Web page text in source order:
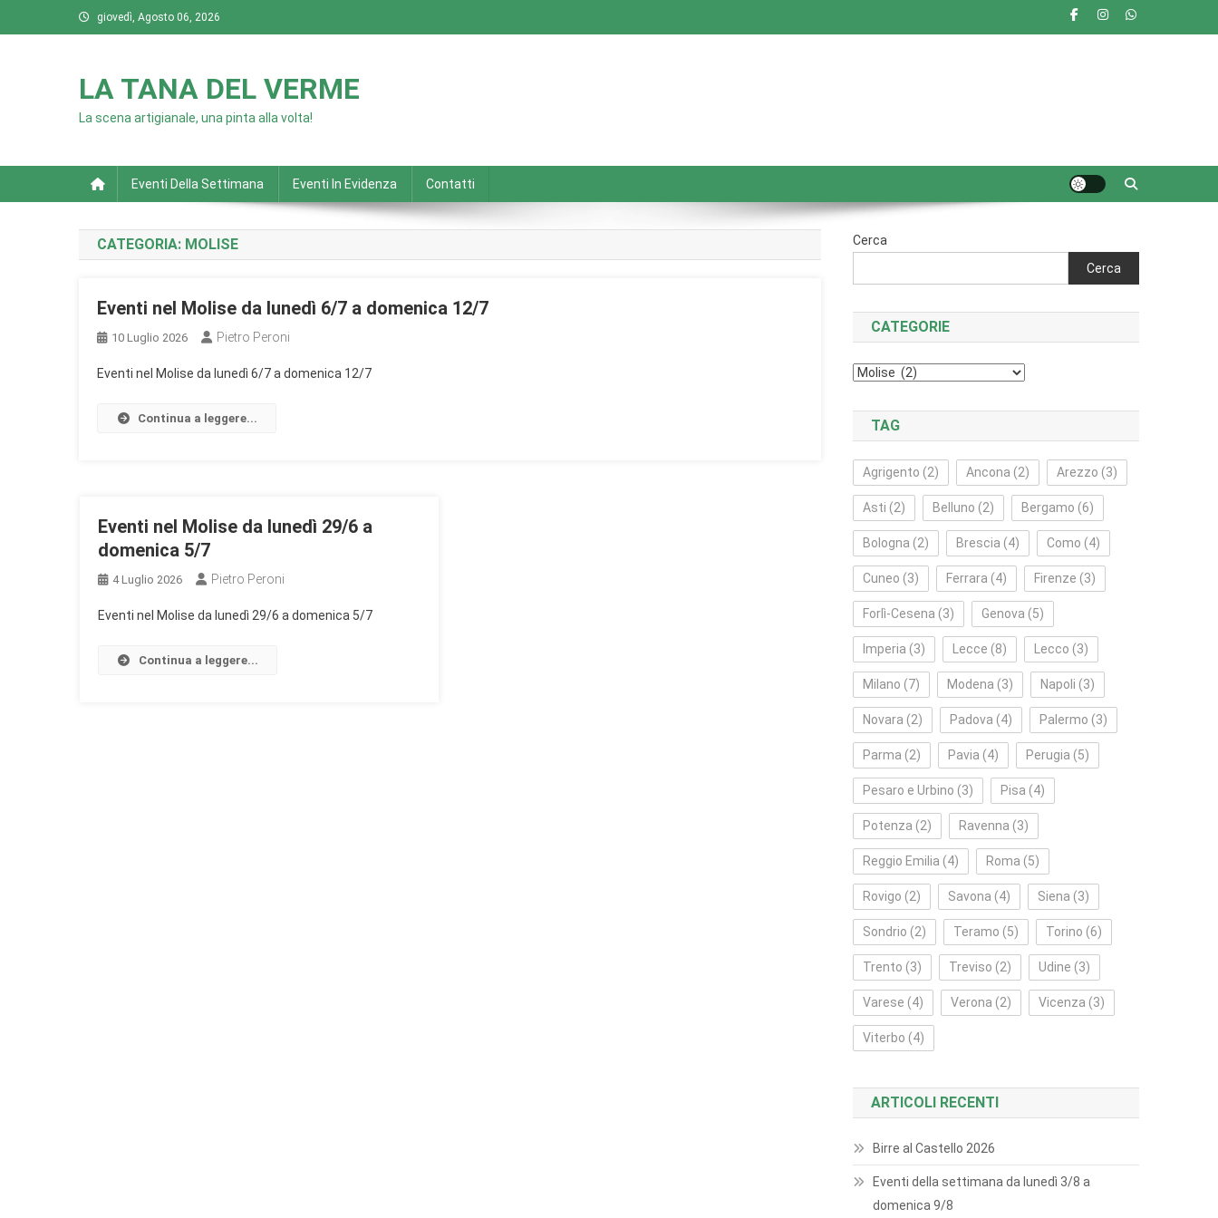
to
giovedì, Agosto 06, 2026
LA TANA DEL VERME
La scena artigianale, una pinta alla volta!
Eventi Della Settimana Eventi In Evidenza Contatti
CATEGORIA: MOLISE
Eventi nel Molise da lunedì 6/7 a domenica 12/7
10 Luglio 2026 Pietro Peroni
Eventi nel Molise da lunedì 6/7 a domenica 12/7
Continua a leggere...
Eventi nel Molise da lunedì 29/6 a
domenica 5/7
4 Luglio 2026 Pietro Peroni
Eventi nel Molise da lunedì 29/6 a domenica 5/7
Continua a leggere...
Cerca
Cerca
CATEGORIE
Categorie
TAG
Agrigento (2) Ancona (2) Arezzo (3)
Asti (2) Belluno (2) Bergamo (6)
Bologna (2) Brescia (4) Como (4)
Cuneo (3) Ferrara (4) Firenze (3)
Forlì‑Cesena (3) Genova (5)
Imperia (3) Lecce (8) Lecco (3)
Milano (7) Modena (3) Napoli (3)
Novara (2) Padova (4) Palermo (3)
Parma (2) Pavia (4) Perugia (5)
Pesaro e Urbino (3) Pisa (4)
Potenza (2) Ravenna (3)
Reggio Emilia (4) Roma (5)
Rovigo (2) Savona (4) Siena (3)
Sondrio (2) Teramo (5) Torino (6)
Trento (3) Treviso (2) Udine (3)
Varese (4) Verona (2) Vicenza (3)
Viterbo (4)
ARTICOLI RECENTI
Birre al Castello 2026
Eventi della settimana da lunedì 3/8 a
domenica 9/8